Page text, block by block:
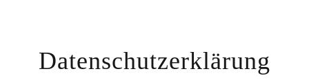
Datenschutzerklärung